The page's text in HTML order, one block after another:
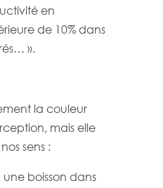
en
de 10% dans
».
la couleur
mais elle
sens :
boisson dans